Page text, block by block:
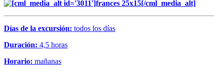
Días de la excursión: todos los días
Duración: 4,5 horas
Horario: mañanas